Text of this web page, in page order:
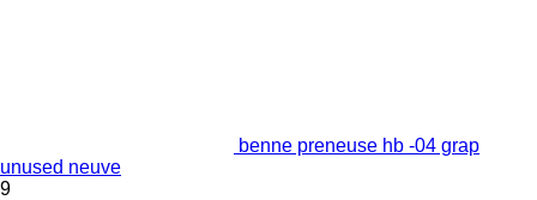
benne preneuse hb -04 grap
unused neuve
9